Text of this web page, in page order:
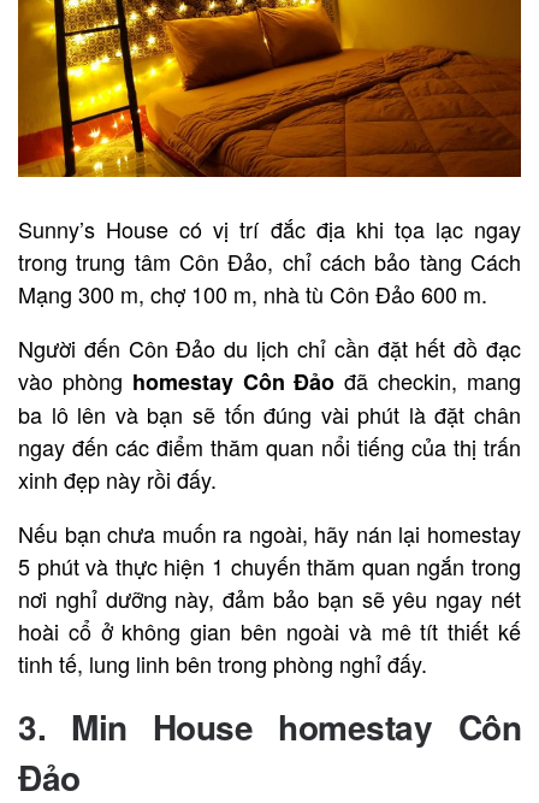
Sunny’s House có vị trí đắc địa khi tọa lạc ngay
trong trung tâm Côn Đảo, chỉ cách bảo tàng Cách
Mạng 300 m, chợ 100 m, nhà tù Côn Đảo 600 m.
Người đến Côn Đảo du lịch chỉ cần đặt hết đồ đạc
vào phòng homestay Côn Đảo đã checkin, mang
ba lô lên và bạn sẽ tốn đúng vài phút là đặt chân
ngay đến các điểm thăm quan nổi tiếng của thị trấn
xinh đẹp này rồi đấy.
Nếu bạn chưa muốn ra ngoài, hãy nán lại homestay
5 phút và thực hiện 1 chuyến thăm quan ngắn trong
nơi nghỉ dưỡng này, đảm bảo bạn sẽ yêu ngay nét
hoài cổ ở không gian bên ngoài và mê tít thiết kế
tinh tế, lung linh bên trong phòng nghỉ đấy.
3. Min House homestay Côn
Đảo